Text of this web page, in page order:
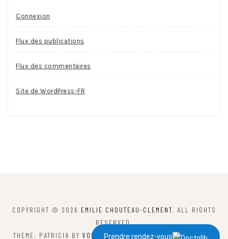
Prendre rendez-vous
Connexion
Flux des publications
Flux des commentaires
Site de WordPress-FR
COPYRIGHT © 2026 EMILIE CHOUTEAU-CLEMENT. ALL RIGHTS
RESERVED.
THEME: PATRICIA BY VOLTHEMES. POWERED BYWORDPRESS